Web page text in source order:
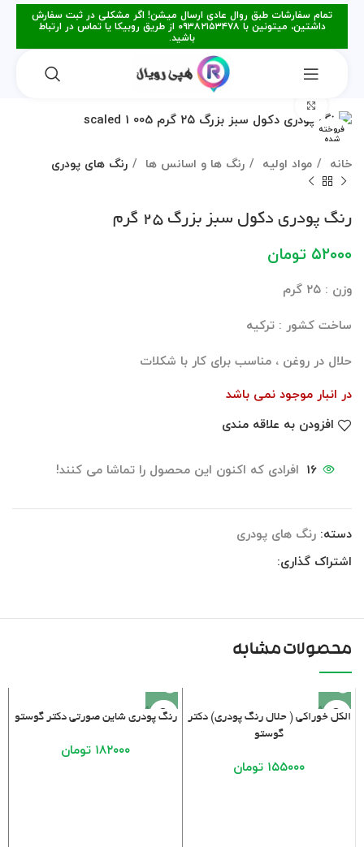
تمام سفارشات طبق روال عادی ارسال میشن! اگر مشکلی در ثبت سفارش
داشتین، میتونین با ۰۹۳۸۲۱۵۳۴۷۸ از طریق روبیکا یا تماس در ارتباط
باشید.
فروخته
شده
خانه مواد اولیه رنگ ها و اسانس ها رنگ های پودری
رنگ پودری دکول سبز بزرگ ۲۵ گرم
۵۲۰۰۰ تومان
وزن : ۲۵ گرم
ساخت کشور : ترکیه
حلال در روغن ، مناسب برای کار با شکلات
در انبار موجود نمی باشد
افزودن به علاقه مندی
16 افرادی که اکنون این محصول را تماشا می کنند!
دسته: رنگ های پودری
اشتراک گذاری:
محصولات مشابه
فروخته
شده
الکل خوراکی ( حلال رنگ پودری) دکتر
گوستو
۱۵۵۰۰۰ تومان
فروخته
شده
رنگ پودری شاین صورتی دکتر گوستو
۱۸۲۰۰۰ تومان